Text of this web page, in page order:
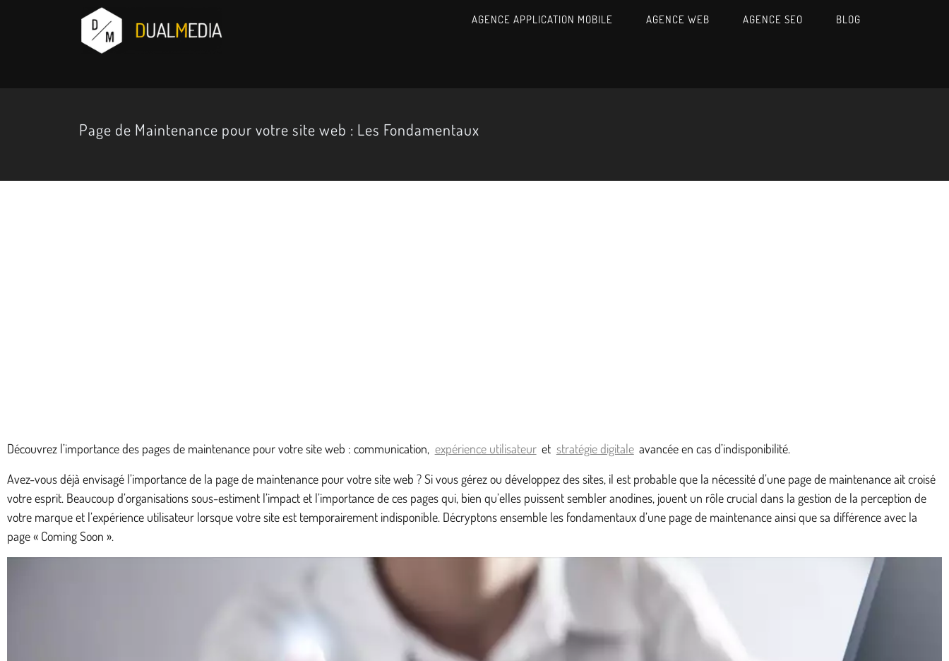
AGENCE APPLICATION MOBILE AGENCE WEB AGENCE SEO BLOG
Page de Maintenance pour votre site web : Les Fondamentaux
Découvrez l’importance des pages de maintenance pour votre site web : communication, expérience utilisateur et stratégie digitale avancée en cas d’indisponibilité.
Avez-vous déjà envisagé l’importance de la page de maintenance pour votre site web ? Si vous gérez ou développez des sites, il est probable que la nécessité d’une page de maintenance ait croisé
votre esprit. Beaucoup d’organisations sous-estiment l’impact et l’importance de ces pages qui, bien qu’elles puissent sembler anodines, jouent un rôle crucial dans la gestion de la perception de
votre marque et l’expérience utilisateur lorsque votre site est temporairement indisponible. Décryptons ensemble les fondamentaux d’une page de maintenance ainsi que sa différence avec la
page « Coming Soon ».